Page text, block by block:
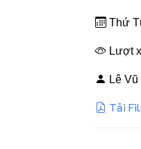
Thứ
Lượt
Lê
Tải